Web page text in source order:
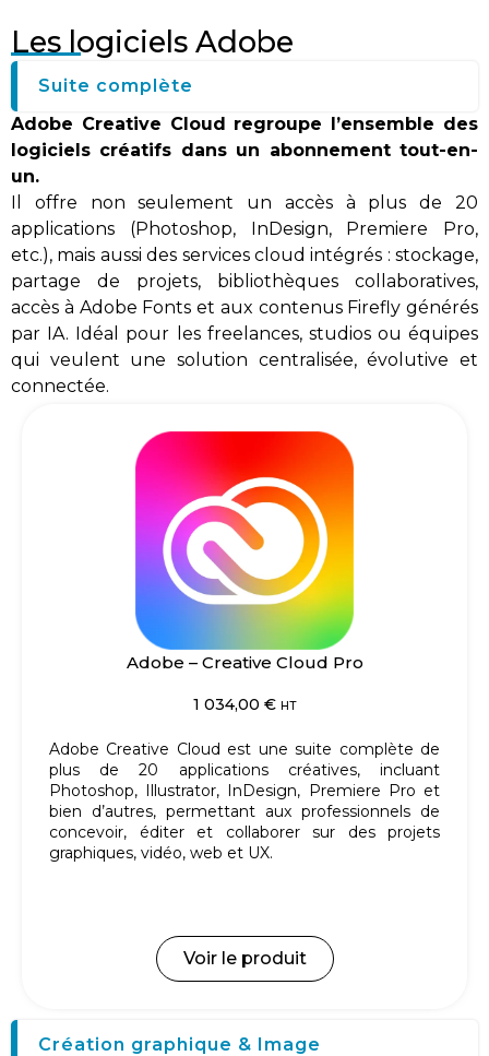
Les logiciels Adobe
Suite complète
Adobe Creative Cloud regroupe l’ensemble des
logiciels créatifs dans un abonnement tout-en-
un.
Il offre non seulement un accès à plus de 20
applications (Photoshop, InDesign, Premiere Pro,
etc.), mais aussi des services cloud intégrés : stockage,
partage de projets, bibliothèques collaboratives,
accès à Adobe Fonts et aux contenus Firefly générés
par IA. Idéal pour les freelances, studios ou équipes
qui veulent une solution centralisée, évolutive et
connectée.
Adobe – Creative Cloud Pro
1 034,00 € HT
Adobe Creative Cloud est une suite complète de
plus de 20 applications créatives, incluant
Photoshop, Illustrator, InDesign, Premiere Pro et
bien d’autres, permettant aux professionnels de
concevoir, éditer et collaborer sur des projets
graphiques, vidéo, web et UX.
Voir le produit
Création graphique & Image